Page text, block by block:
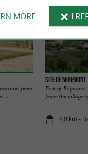
from
...
Site de Miremont
East of
from the village
4,0 km -
MORE I